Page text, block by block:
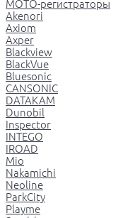
МОТО-регистраторы
Akenori
Axiom
Axper
Blackview
BlackVue
Bluesonic
CANSONIC
DATAKAM
Dunobil
Inspector
INTEGO
IROAD
Mio
Nakamichi
Neoline
ParkCity
Playme